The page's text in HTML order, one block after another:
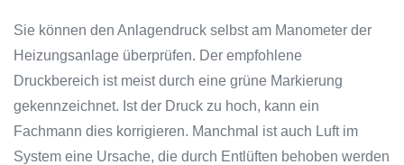
Sie können den Anlagendruck selbst am Manometer der
Heizungsanlage überprüfen. Der empfohlene
Druckbereich ist meist durch eine grüne Markierung
gekennzeichnet. Ist der Druck zu hoch, kann ein
Fachmann dies korrigieren. Manchmal ist auch Luft im
System eine Ursache, die durch Entlüften behoben werden